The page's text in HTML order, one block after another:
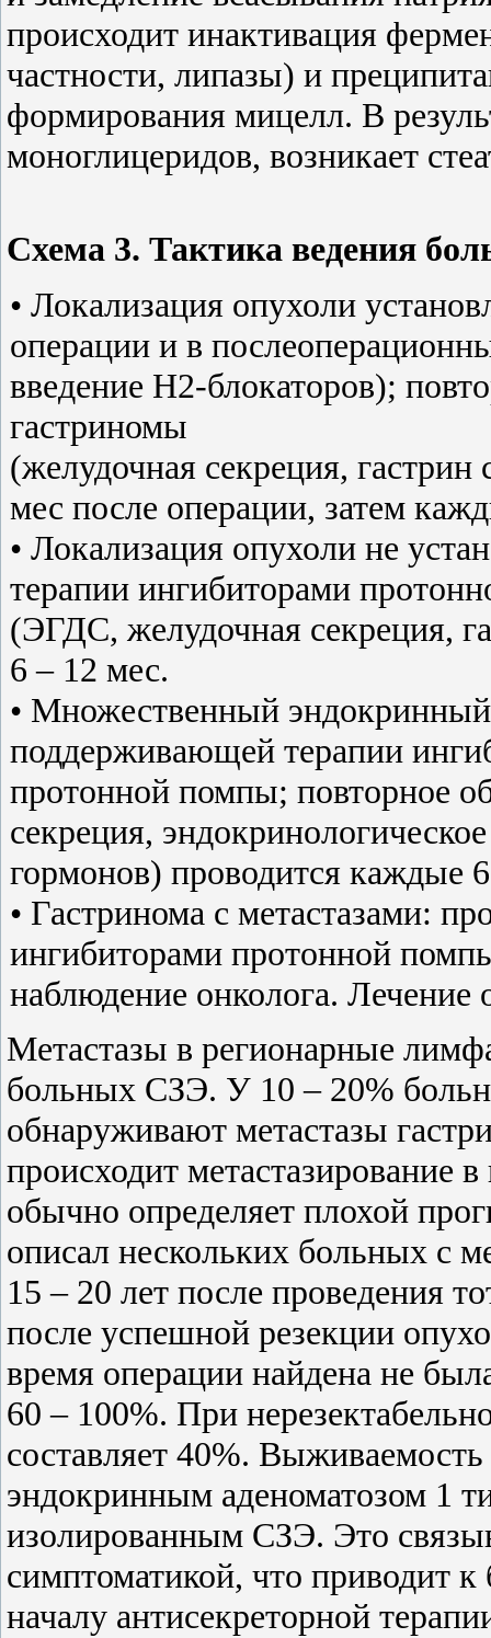
происходит инактивация
частности, липазы) и
формирования мицелл. В
моноглицеридов, возникает
Схема 3. Тактика ведения
• Локализация опухоли
операции и в
введение Н2-блокаторов);
гастриномы
(желудочная секреция,
мес после операции, затем
• Локализация опухоли не
терапии ингибиторами
(ЭГДС, желудочная секреция,
6 – 12 мес.
• Множественный эндокринный
поддерживающей терапии
протонной помпы; повторное
секреция,
гормонов) проводится каждые
• Гастринома с метастазами:
ингибиторами протонной
наблюдение онколога.
Метастазы в регионарные
больных СЗЭ. У 10 – 20%
обнаруживают метастазы
происходит метастазирование
обычно определяет плохой
описал нескольких больных с
15 – 20 лет после проведения
после успешной резекции
время операции найдена не
60 – 100%. При
составляет 40%.
эндокринным аденоматозом 1
изолированным СЗЭ. Это
симптоматикой, что приводит к
началу антисекреторной